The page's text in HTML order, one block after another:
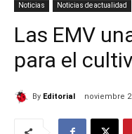
Noticias Noticias de actualidad
Las EMV
para el
By Editorial noviembre